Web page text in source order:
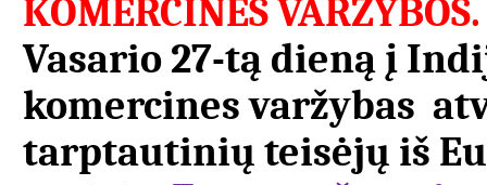
KOMERCINĖS
Vasario 27-tą dieną į
komercines varžybas
tarptautinių teisėjų iš